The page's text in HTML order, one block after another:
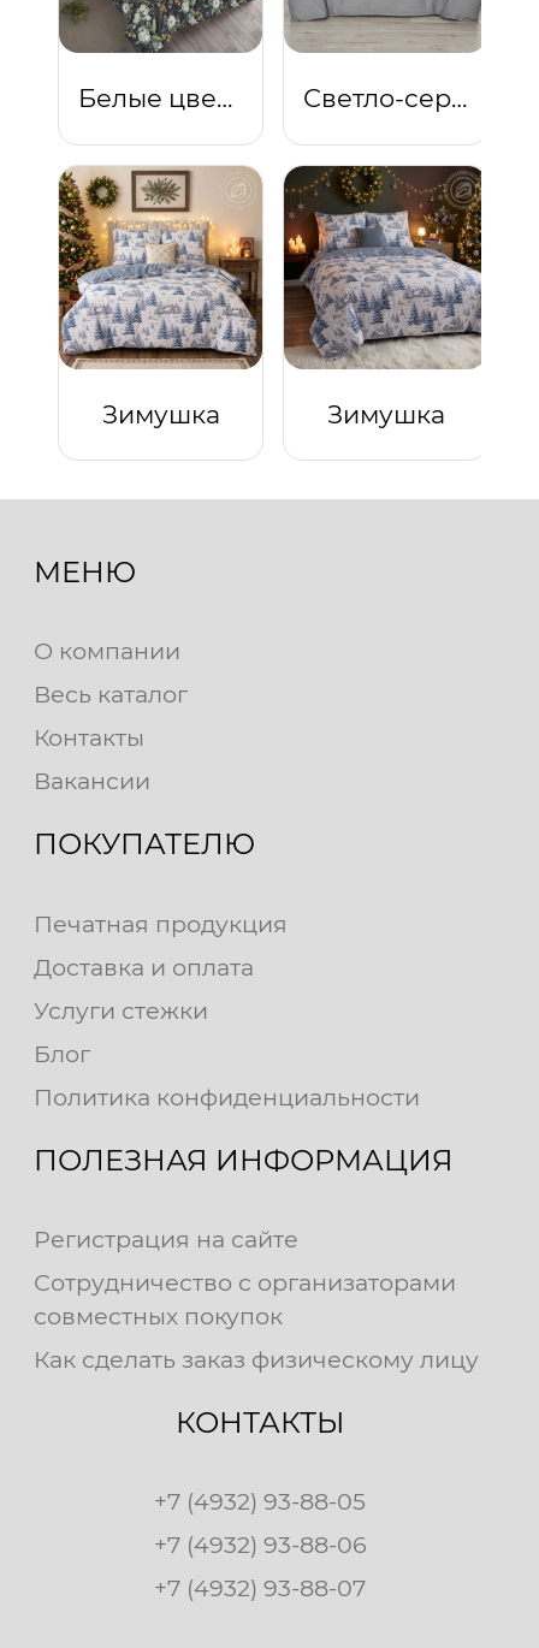
Белые цветы Светло-серый
Зимушка Зимушка
МЕНЮ
О компании
Весь каталог
Контакты
Вакансии
ПОКУПАТЕЛЮ
Печатная продукция
Доставка и оплата
Услуги стежки
Блог
Политика конфиденциальности
ПОЛЕЗНАЯ ИНФОРМАЦИЯ
Регистрация на сайте
Сотрудничество с организаторами
совместных покупок
Как сделать заказ физическому лицу
КОНТАКТЫ
+7 (4932) 93-88-05
+7 (4932) 93-88-06
+7 (4932) 93-88-07